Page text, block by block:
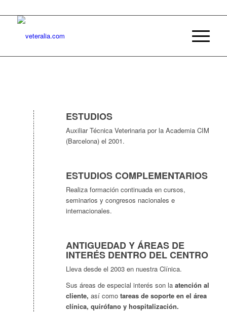
ESTUDIOS
Auxiliar Técnica Veterinaria por la Academia CIM
(Barcelona) el 2001.
ESTUDIOS COMPLEMENTARIOS
Realiza formación continuada en cursos,
seminarios y congresos nacionales e
internacionales.
ANTIGUEDAD Y ÁREAS DE
INTERÉS DENTRO DEL CENTRO
Lleva desde el 2003 en nuestra Clínica.
Sus áreas de especial interés son la atención al
cliente, así como tareas de soporte en el área
clínica, quirófano y hospitalización.